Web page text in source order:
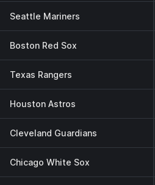
Seattle Mariners
Boston Red Sox
Texas Rangers
Houston Astros
Cleveland Guardians
Chicago White Sox